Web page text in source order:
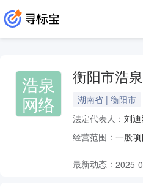
浩泉
网络
衡阳市浩
湖南省 | 衡阳市
法定代表人： 刘迪
经营范围：
最新动态： 2025-